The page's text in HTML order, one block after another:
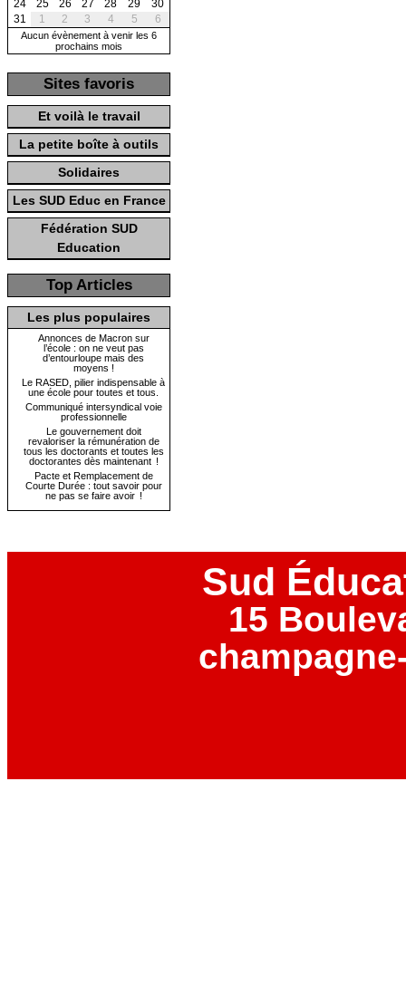
24
25 26 27 28 29
30
31
1 2 3 4 5 6
Aucun évènement à venir les 6
prochains mois
Sites favoris
Et voilà le travail
La petite boîte à outils
Solidaires
Les SUD Educ en France
Fédération SUD
Education
Top Articles
Les plus populaires
Annonces de Macron sur
l’école : on ne veut pas
d’entourloupe mais des
moyens !
Le RASED, pilier indispensable à
une école pour toutes et tous.
Communiqué intersyndical voie
professionnelle
Le gouvernement doit
revaloriser la rémunération de
tous les doctorants et toutes les
doctorantes dès maintenant !
Pacte et Remplacement de
Courte Durée : tout savoir pour
ne pas se faire avoir !
Sud
15